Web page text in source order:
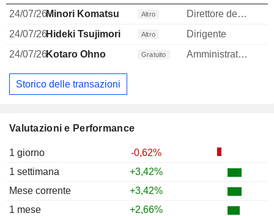
Valutazioni e Performance
1 giorno
-0,62%
1 settimana
+3,42%
Mese corrente
+3,42%
1 mese
+2,66%
24/07/26Minori Komatsu Altro
Direttore delle risorse umane
24/07/26Hideki Tsujimori Altro Dirigente
24/07/26Kotaro Ohno Gratuito Amministratore
Storico delle transazioni